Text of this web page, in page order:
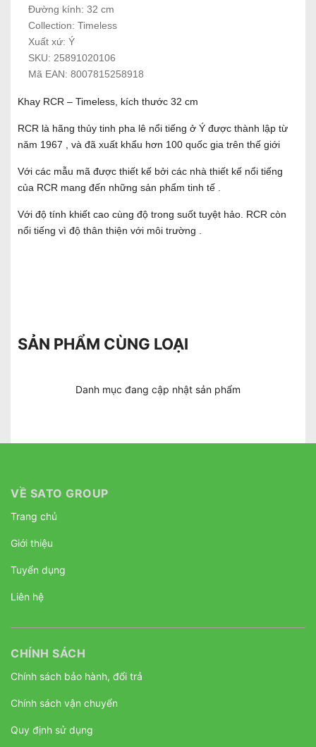
Đường kính: 32 cm
Collection: Timeless
Xuất xứ: Ý
SKU: 25891020106
Mã EAN: 8007815258918
Khay RCR – Timeless, kích thước 32 cm
RCR là hãng thủy tinh pha lê nổi tiếng ở Ý được thành lập từ
năm 1967 , và đã xuất khẩu hơn 100 quốc gia trên thế giới
Với các mẫu mã được thiết kế bởi các nhà thiết kế nổi tiếng
của RCR mang đến những sản phẩm tinh tế .
Với độ tính khiết cao cùng độ trong suốt tuyệt hảo. RCR còn
nổi tiếng vì độ thân thiện với môi trường .
SẢN PHẨM CÙNG LOẠI
Danh mục đang cập nhật sản phẩm
VỀ SATO GROUP
Trang chủ
Giới thiệu
Tuyển dụng
Liên hệ
CHÍNH SÁCH
Chính sách bảo hành, đổi trả
Chính sách vận chuyển
Quy định sử dụng